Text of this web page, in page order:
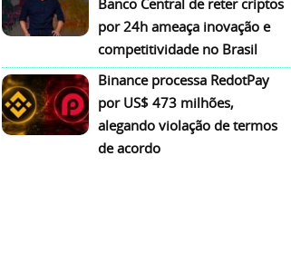
Banco Central de reter criptos
por 24h ameaça inovação e
competitividade no Brasil
Binance processa RedotPay
por US$ 473 milhões,
alegando violação de termos
de acordo